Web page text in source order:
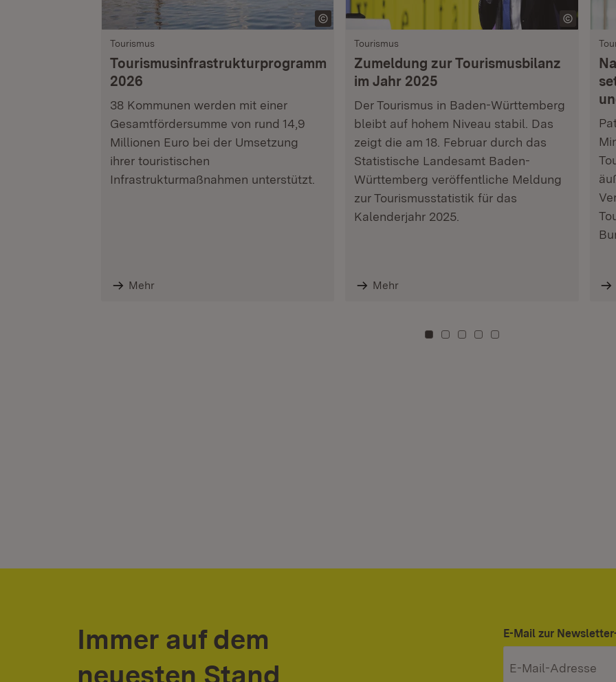
Tourismus
Tourismusinfrastrukturprogramm
2026
38 Kommunen werden mit einer
Gesamtfördersumme von rund 14,9
Millionen Euro bei der Umsetzung
ihrer touristischen
Infrastrukturmaßnahmen unterstützt.
Mehr
Tourismus
Zumeldung zur Tourismusbilanz
im Jahr 2025
Der Tourismus in Baden-Württemberg
bleibt auf hohem Niveau stabil. Das
zeigt die am 18. Februar durch das
Statistische Landesamt Baden-
Württemberg veröffentliche Meldung
zur Tourismusstatistik für das
Kalenderjahr 2025.
Mehr
Zu Kachel: 0
Zu Kachel: 3
Zu Kachel: 6
Zu Kachel: 9
Zu Kachel: 12
Immer auf dem
neuesten Stand
E-Mail zur